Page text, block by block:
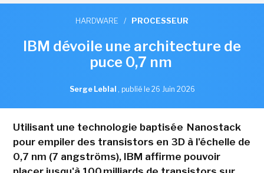
HARDWARE / PROCESSEUR
IBM dévoile une architecture de
puce 0,7 nm
Serge Leblal , publié le 26 Juin 2026
Utilisant une technologie baptisée Nanostack
pour empiler des transistors en 3D à l'échelle de
0,7 nm (7 angströms), IBM affirme pouvoir